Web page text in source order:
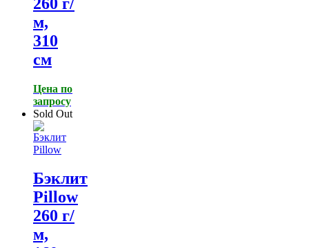
м,
310
см
Цена по
запросу
Sold Out
Бэклит
Pillow
260 г/
м,